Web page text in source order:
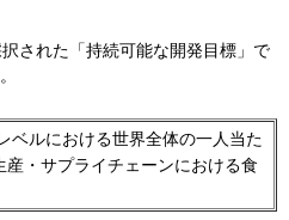
された「持続可能な開発目標」で
ベルにおける世界全体の一人当た
産・サプライチェーンにおける食